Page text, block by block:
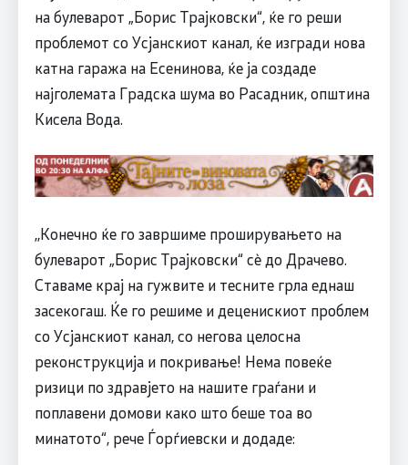
на булеварот „Борис Трајковски“, ќе го реши
проблемот со Усјанскиот канал, ќе изгради нова
катна гаража на Есенинова, ќе ја создаде
најголемата Градска шума во Расадник, општина
Кисела Вода.
,,Конечно ќе го завршиме проширувањето на
булеварот „Борис Трајковски“ сè до Драчево.
Ставаме крај на гужвите и тесните грла еднаш
засекогаш. Ќе го решиме и деценискиот проблем
со Усјанскиот канал, со негова целосна
реконструкција и покривање! Нема повеќе
ризици по здравјето на нашите граѓани и
поплавени домови како што беше тоа во
минатото“, рече Ѓорѓиевски и додаде: